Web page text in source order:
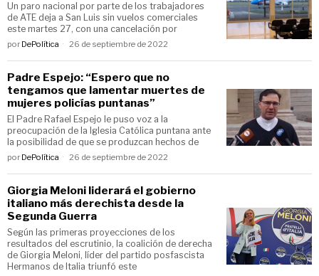
Un paro nacional por parte de los trabajadores
de ATE deja a San Luis sin vuelos comerciales
este martes 27, con una cancelación por
por DePolítica 26 de septiembre de 2022
Padre Espejo: “Espero que no
tengamos que lamentar muertes de
mujeres policías puntanas”
El Padre Rafael Espejo le puso voz a la
preocupación de la Iglesia Católica puntana ante
la posibilidad de que se produzcan hechos de
por DePolítica 26 de septiembre de 2022
Giorgia Meloni liderará el gobierno
italiano más derechista desde la
Segunda Guerra
Según las primeras proyecciones de los
resultados del escrutinio, la coalición de derecha
de Giorgia Meloni, líder del partido posfascista
Hermanos de Italia triunfó este